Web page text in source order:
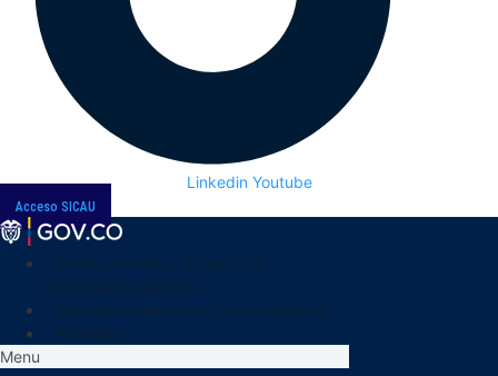
Linkedin Youtube
Acceso SICAU
Menu